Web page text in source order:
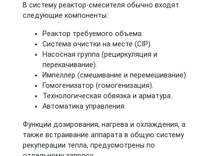
В систему реактор-смесителя обычно входят
следующие компоненты:
Реактор требуемого объема.
Система очистки на месте (CIP).
Насосная группа (рециркуляция и
перекачивание).
Импеллер (cмешивание и перемешивание).
Гомогенизатор (гомогенизация).
Технологическая обвязка и арматура.
Автоматика управления.
Функции дозирования, нагрева и охлаждения, а
также встраивание аппарата в общую систему
рекуперации тепла, предусмотрены по